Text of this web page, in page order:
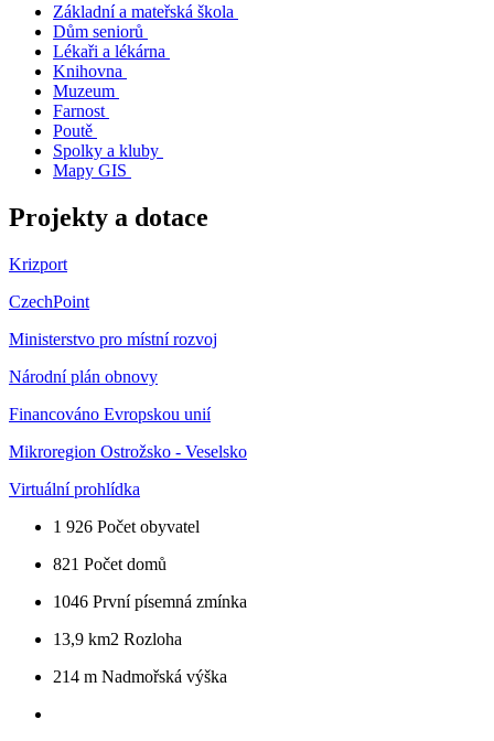
Základní a mateřská škola
Dům seniorů
Lékaři a lékárna
Knihovna
Muzeum
Farnost
Poutě
Spolky a kluby
Mapy GIS
Projekty a dotace
Krizport
CzechPoint
Ministerstvo pro místní rozvoj
Národní plán obnovy
Financováno Evropskou unií
Mikroregion Ostrožsko - Veselsko
Virtuální prohlídka
1 926 Počet obyvatel
821 Počet domů
1046 První písemná zmínka
13,9 km2 Rozloha
214 m Nadmořská výška